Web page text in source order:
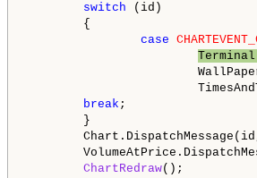
switch (id)
{
case
break ;
}
Chart.DispatchMessage(id,
ChartRedraw();